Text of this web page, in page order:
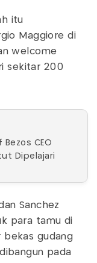
itu
Maggiore di
welcome
sekitar 200
CEO
Dipelajari
Sanchez
para tamu di
bekas gudang
pada